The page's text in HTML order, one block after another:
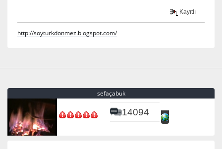
Kayıtlı
http://soyturkdonmez.blogspot.com/
sefaçabuk
14094